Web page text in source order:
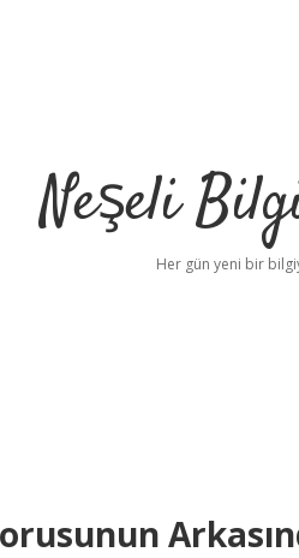
Neşeli
Her gün yeni bir